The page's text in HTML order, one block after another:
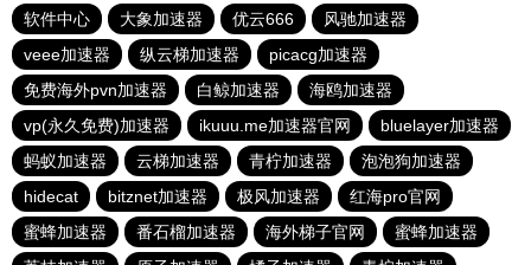
软件中心
大象加速器 优云666
风驰加速器
veee加速器
纵云梯加速器
picacg加速器
免费海外pvn加速器
白鲸加速器
海鸥加速器
vp(永久免费)加速器
ikuuu.me加速器官网
bluelayer加速器
蚂蚁加速器
云梯加速器 青柠加速器
泡泡狗加速器
hidecat
bitznet加速器 极风加速器
红海pro官网
蜜蜂加速器
番石榴加速器 海外梯子官网
蜜蜂加速器